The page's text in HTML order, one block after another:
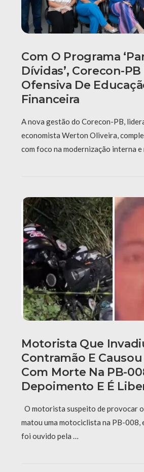
Com O Programa
Dívidas’, Corecon-
Ofensiva De
Financeira
A nova gestão do Corecon-PB,
economista Werton Oliveira,
com foco na modernização interna e
Motorista Que
Contramão E
Com Morte Na PB-
Depoimento E É
O motorista suspeito de provocar
matou uma motociclista na PB-008,
foi ouvido pela …